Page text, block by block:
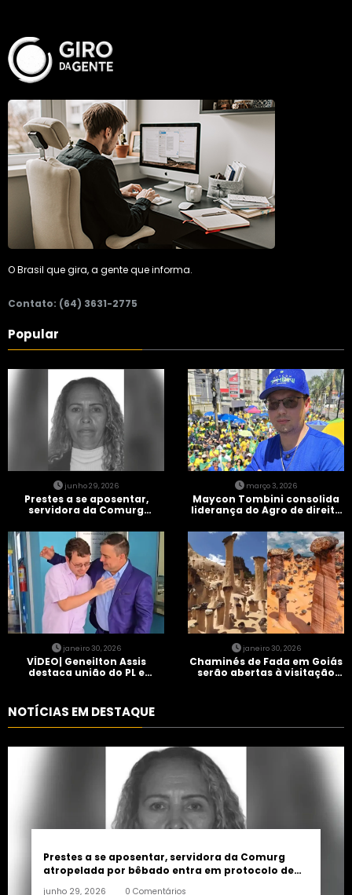
O Brasil que gira, a gente que informa.
Contato: (64) 3631-2775
Popular
junho 29, 2026
Prestes a se aposentar,
servidora da Comurg
entra em protocolo de
morte encefálica
março 3, 2026
Maycon Tombini consolida
liderança do Agro de direita
Brasil” em Goiânia
janeiro 30, 2026
VÍDEO| Geneilton Assis
destaca união do PL e
janeiro 30, 2026
Chaminés de Fada em Goiás
serão abertas à visitação
NOTÍCIAS EM DESTAQUE
Prestes a se aposentar, servidora da Comurg
atropelada por bêbado entra em protocolo de
junho 29, 2026 0 Comentários